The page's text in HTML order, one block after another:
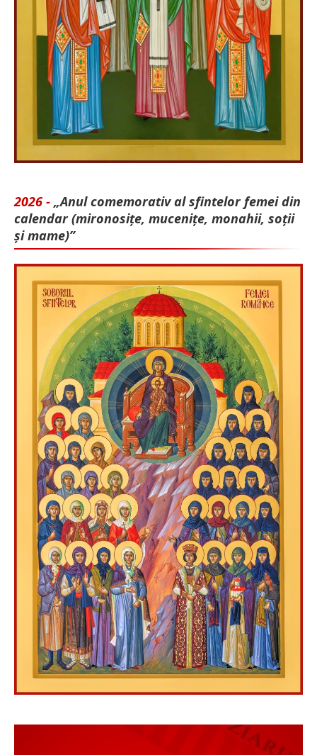
2026 - „Anul comemorativ al sfintelor femei din
calendar (mironosițe, mu­cenițe, monahii, soții
și mame)”